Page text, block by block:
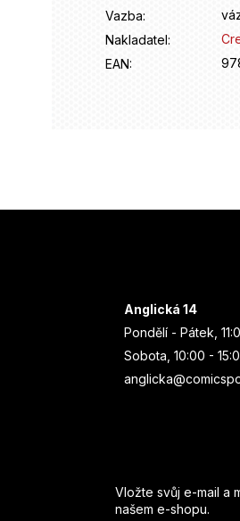
Vazba:
Nakladatel:
EAN:
Anglická 14
Pondělí - Pátek,
Sobota, 10:00 -
Vložte svůj e-mail a
našem e-shopu.